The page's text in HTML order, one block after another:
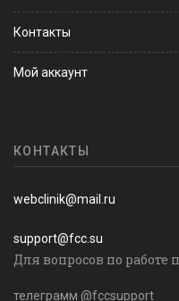
Контакты
Мой аккаунт
КОНТАКТЫ
webclinik@mail.ru
support@fcc.su
Для вопросов по
телеграмм @fccsupport